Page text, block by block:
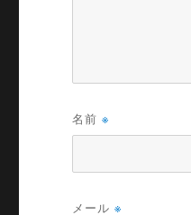
名前※
メール※